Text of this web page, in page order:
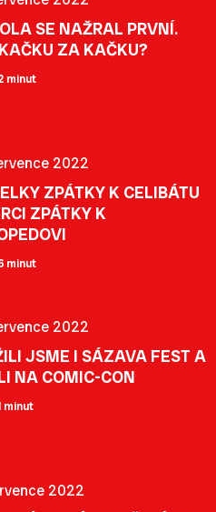
SE NAŽRAL PRVNÍ.
ZA KAČKU?
minut
2022
ZPÁTKY K CELIBÁTU
ZPÁTKY K
minut
2022
JSME I SÁZAVA FEST A
NA COMIC-CON
minut
2022